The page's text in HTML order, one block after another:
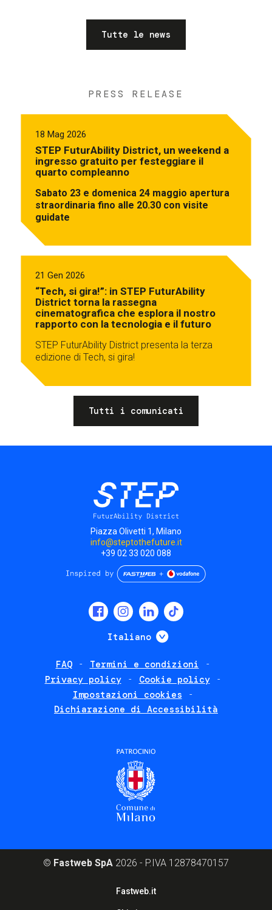
Tutte le news
PRESS RELEASE
18 Mag 2026
STEP FuturAbility District, un weekend a
ingresso gratuito per festeggiare il
quarto compleanno
Sabato 23 e domenica 24 maggio apertura
straordinaria fino alle 20.30 con visite
guidate
21 Gen 2026
“Tech, si gira!”: in STEP FuturAbility
District torna la rassegna
cinematografica che esplora il nostro
rapporto con la tecnologia e il futuro
STEP FuturAbility District presenta la terza
edizione di Tech, si gira!
Tutti i comunicati
Piazza Olivetti 1, Milano
info@steptothefuture.it
+39 02 33 020 088
Italiano Mostra ulteriori
FAQ
Termini e condizioni
Privacy policy
Cookie policy
Impostazioni cookies
Dichiarazione di Accessibilità
© Fastweb SpA 2026 - P.IVA 12878470157
Fastweb.it